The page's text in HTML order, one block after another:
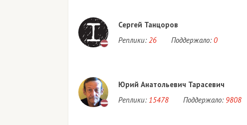
Сергей Танцоров
Реплики: 26 Поддержало: 0
Юрий Анатольевич Тарасевич
Реплики: 15478 Поддержало: 9808